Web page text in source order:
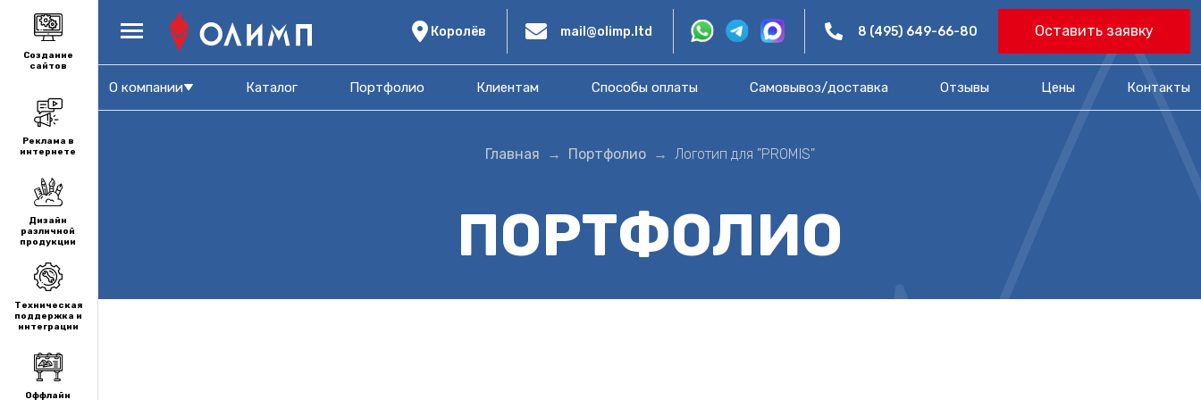
Королёв mail@olimp.ltd 8 (495) 649-66-80 Оставить заявку
О компании Каталог Портфолио Клиентам Способы оплаты Самовывоз/доставка Отзывы Цены​ Контакты
Главная Портфолио Логотип для "PROMIS"
ПОРТФОЛИО
Создание
сайтов
Реклама в
интернете
Дизайн
различной
продукции
Техническая
поддержка и
интеграции
Оффлайн